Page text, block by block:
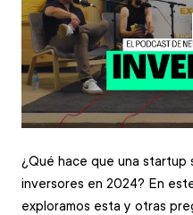
¿Qué hace que una startup
inversores en 2024? En
exploramos esta y otras